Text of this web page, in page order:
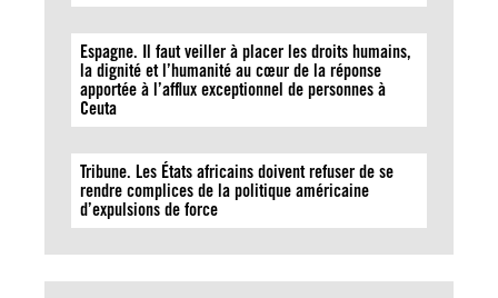
Espagne. Il faut veiller à placer les droits humains,
la dignité et l’humanité au cœur de la réponse
apportée à l’afflux exceptionnel de personnes à
Ceuta
Tribune. Les États africains doivent refuser de se
rendre complices de la politique américaine
d’expulsions de force